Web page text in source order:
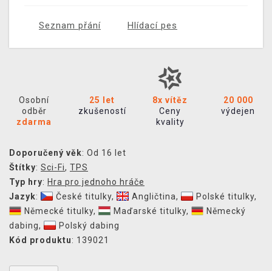
Seznam přání Hlídací pes
Osobní
odběr
zdarma
25 let
zkušeností
8x vítěz
Ceny
kvality
20 000
výdejen
Doporučený věk: Od 16 let
Štítky: Sci-Fi, TPS
Typ hry: Hra pro jednoho hráče
Jazyk: České titulky, Angličtina, Polské titulky,
Německé titulky, Maďarské titulky,
Německý
dabing,
Polský dabing
Kód produktu: 139021